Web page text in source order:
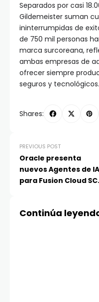
Separados por casi
Gildemeister suman
ininterrumpidas de
de 750 mil personas
marca surcoreana,
ambas empresas de
ofrecer siempre
seguros y tecnológicos.
Shares:
PREVIOUS POST
Oracle presenta
nuevos Agentes de IA
para Fusion Cloud
suministro en Chile
Continúa